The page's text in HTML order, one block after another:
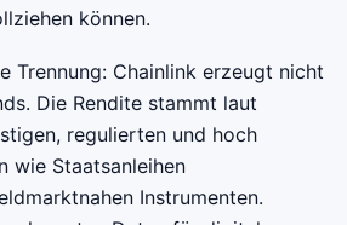
können.
Trennung: Chainlink erzeugt nicht
Die Rendite stammt laut
regulierten und hoch
wie Staatsanleihen
Instrumenten.